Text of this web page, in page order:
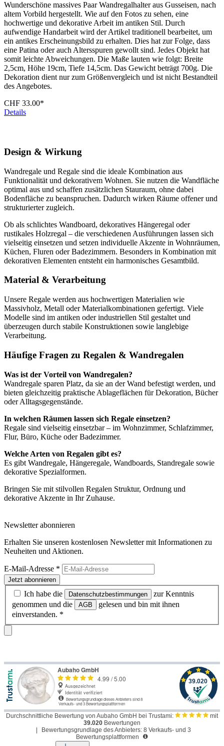
Wunderschöne massives Paar Wandregalhalter aus Gusseisen, nach
altem Vorbild hergestellt. Wie auf den Fotos zu sehen, eine
hochwertige und dekorative Arbeit im antiken Stil. Durch
aufwendige Handarbeit wird der Artikel traditionell bearbeitet, um
ein antikes Erscheinungsbild zu erhalten. Dies hat zur Folge, dass
eine Patina oder auch Altersspuren gewollt sind. Jedes Objekt hat
somit leichte Abweichungen. Die Maße lauten wie folgt: Breite
2,5cm, Höhe 19cm, Tiefe 14,5cm. Das Gewicht beträgt 700g. Die
Dekoration dient nur zum Größenvergleich und ist nicht Bestandteil
des Angebotes.
CHF 33.00*
Details
Design & Wirkung
Wandregale und Regale sind die ideale Kombination aus
Funktionalität und dekorativem Wohnen. Sie nutzen die Wandfläche
optimal aus und schaffen zusätzlichen Stauraum, ohne dabei
Bodenfläche zu beanspruchen. Dadurch wirken Räume offener und
strukturierter zugleich.
Ob als schlichtes Wandboard, dekoratives Hängeregal oder
rustikales Holzregal – die verschiedenen Ausführungen lassen sich
vielseitig einsetzen und setzen individuelle Akzente in Wohnräumen,
Küchen, Fluren oder Badezimmern. Besonders in Kombination mit
dekorativen Elementen entsteht ein harmonisches Gesamtbild.
Material & Verarbeitung
Unsere Regale werden aus hochwertigen Materialien wie
Massivholz, Metall oder Materialkombinationen gefertigt. Viele
Modelle sind im antiken oder industriellen Stil gestaltet und
überzeugen durch stabile Konstruktionen sowie langlebige
Verarbeitung.
Häufige Fragen zu Regalen & Wandregalen
Was ist der Vorteil von Wandregalen?
Wandregale sparen Platz, da sie an der Wand befestigt werden, und
bieten gleichzeitig praktische Ablageflächen für Dekoration, Bücher
oder Alltagsgegenstände.
In welchen Räumen lassen sich Regale einsetzen?
Regale sind vielseitig einsetzbar – im Wohnzimmer, Schlafzimmer,
Flur, Büro, Küche oder Badezimmer.
Welche Arten von Regalen gibt es?
Es gibt Wandregale, Hängeregale, Wandboards, Standregale sowie
dekorative Spezialformen.
Bringen Sie mit stilvollen Regalen Struktur, Ordnung und
dekorative Akzente in Ihr Zuhause.
Newsletter abonnieren
Erhalten Sie unseren kostenlosen Newsletter mit Informationen zu
Neuheiten und Aktionen.
E-Mail-Adresse *
Jetzt abonnieren
Ich habe die Datenschutzbestimmungen
zur Kenntnis
genommen und die
AGB
gelesen und bin mit ihnen
einverstanden. *
Durchschnittliche Bewertung von Aubaho GmbH bei Trustami:
mit
39.020 Bewertungen
Bewertungsgrundlage des Anbieters: 8 Verkaufs- und 3
Bewertungsplattformen